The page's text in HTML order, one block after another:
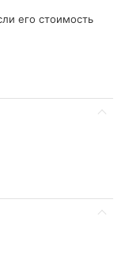
его стоимость